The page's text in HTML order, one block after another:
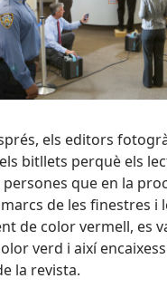
els editors
bitllets perquè els
persones que en la
de les finestres i
de color vermell, es
verd i així
la revista.